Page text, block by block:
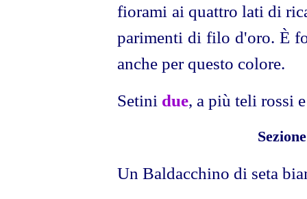
fiorami ai quattro lati di
parimenti di filo d'oro. È
anche per questo colore.
Setini due, a più teli rossi
Un Baldacchino di seta